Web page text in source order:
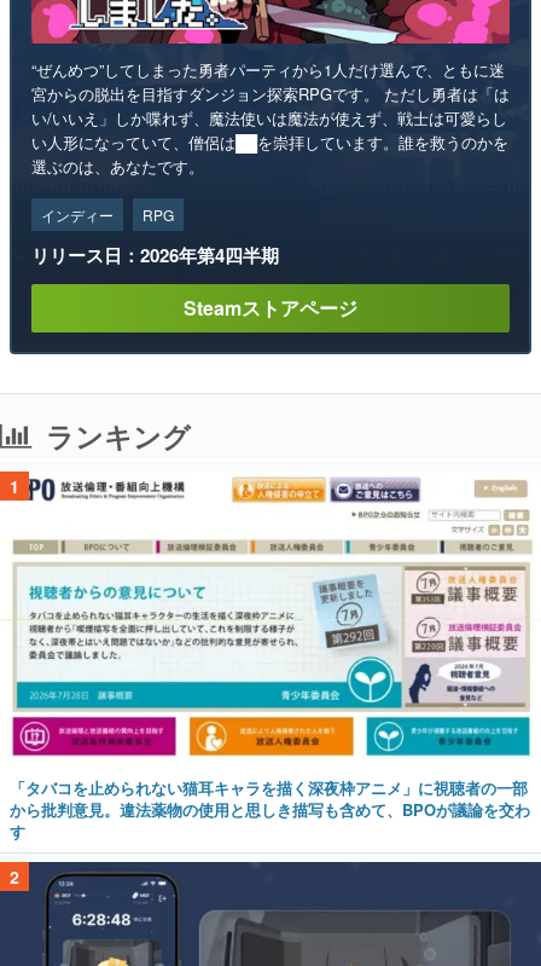
“ぜんめつ”してしまった勇者パーティから1人だけ選んで、ともに迷
宮からの脱出を目指すダンジョン探索RPGです。 ただし勇者は「は
い/いいえ」しか喋れず、魔法使いは魔法が使えず、戦士は可愛らし
い人形になっていて、僧侶は██を崇拝しています。誰を救うのかを
選ぶのは、あなたです。
インディー RPG
リリース日：2026年第4四半期
Steamストアページ
ランキング
1
「タバコを止められない猫耳キャラを描く深夜枠アニメ」に視聴者の一部
から批判意見。違法薬物の使用と思しき描写も含めて、BPOが議論を交わ
す
2